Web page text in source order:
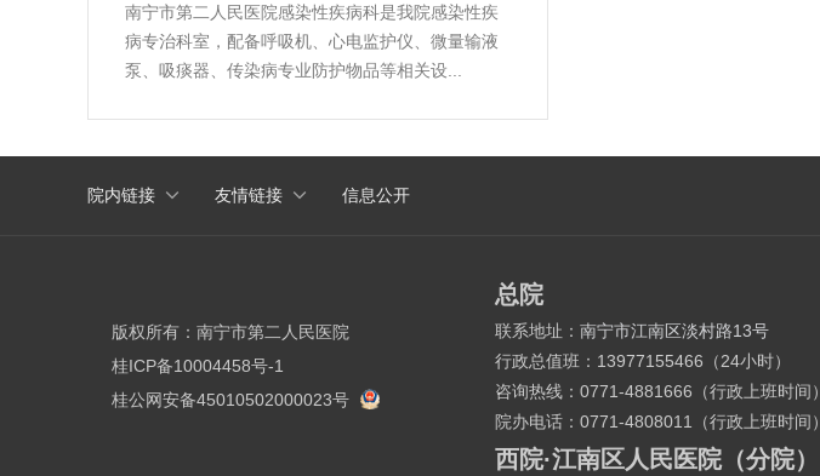
南宁市第二人民医院感染性疾病科是我院感染性疾
病专治科室，配备呼吸机、心电监护仪、微量输液
泵、吸痰器、传染病专业防护物品等相关设...
院内链接 友情链接 信息公开
版权所有： 南宁市第二人民医院
桂ICP备10004458号-1
桂公网安备45010502000023号
总院
联系地址： 南宁市江南区淡村路13号
行政总值班： 13977155466 （24小时）
咨询热线： 0771-4881666 （行政上班时间）
院办电话： 0771-4808011 （行政上班时间）
西院·江南区人民医院（分院）